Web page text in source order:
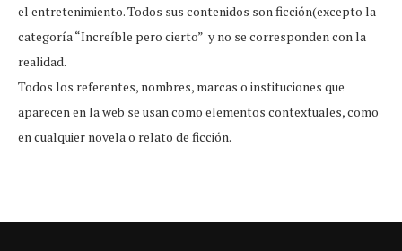
el entretenimiento. Todos sus contenidos son ficción(excepto la
categoría “Increíble pero cierto” y no se corresponden con la
realidad.
Todos los referentes, nombres, marcas o instituciones que
aparecen en la web se usan como elementos contextuales, como
en cualquier novela o relato de ficción.